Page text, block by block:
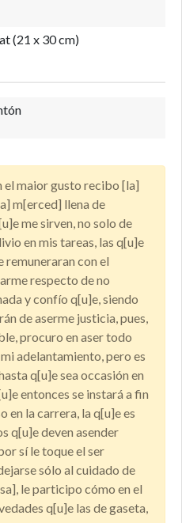
(21 x 30 cm)
el maior gusto recibo [la]
m[erced] llena de
me sirven, no solo de
en mis tareas, las q[u]e
remuneraran con el
respecto de no
y confío q[u]e, siendo
de aserme justicia, pues,
procuro en aser todo
adelantamiento, pero es
q[u]e sea occasión en
entonces se instará a fin
en la carrera, la q[u]e es
q[u]e deven asender
sí le toque el ser
sólo al cuidado de
le participo cómo en el
q[u]e las de gaseta,